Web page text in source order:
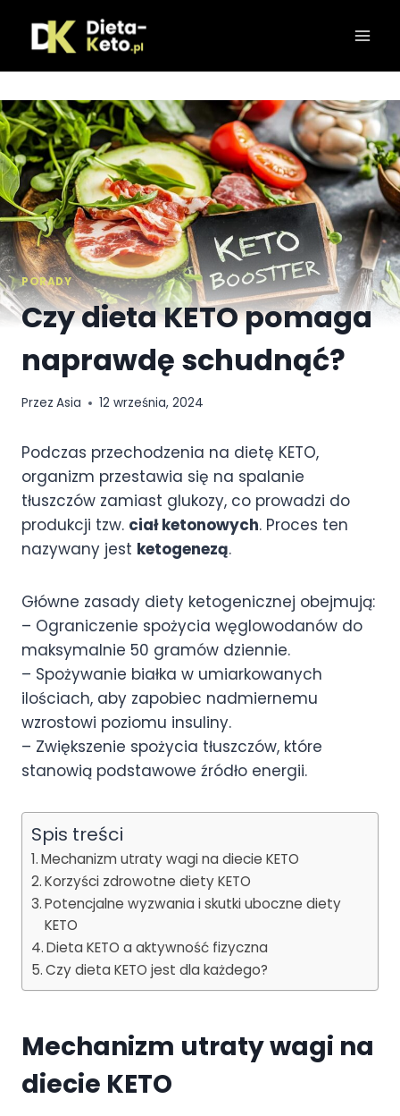
PORADY
Czy dieta KETO pomaga
naprawdę schudnąć?
Przez Asia 12 września, 2024
Podczas przechodzenia na dietę KETO,
organizm przestawia się na spalanie
tłuszczów zamiast glukozy, co prowadzi do
produkcji tzw. ciał ketonowych. Proces ten
nazywany jest ketogenezą.
Główne zasady diety ketogenicznej obejmują:
– Ograniczenie spożycia węglowodanów do
maksymalnie 50 gramów dziennie.
– Spożywanie białka w umiarkowanych
ilościach, aby zapobiec nadmiernemu
wzrostowi poziomu insuliny.
– Zwiększenie spożycia tłuszczów, które
stanowią podstawowe źródło energii.
Spis treści
Mechanizm utraty wagi na diecie KETO
Korzyści zdrowotne diety KETO
Potencjalne wyzwania i skutki uboczne diety
KETO
Dieta KETO a aktywność fizyczna
Czy dieta KETO jest dla każdego?
Mechanizm utraty wagi na
diecie KETO